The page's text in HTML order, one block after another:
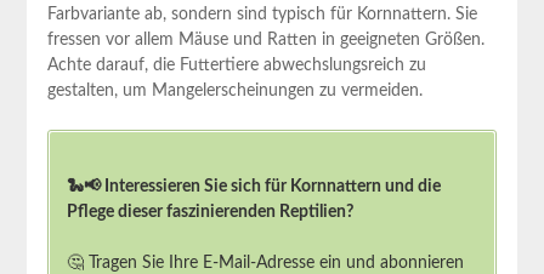
Farbvariante​ ab, ‌sondern sind typisch ⁣für ⁤Kornnattern. Sie
fressen vor allem⁤ Mäuse und Ratten in geeigneten‍ Größen.
Achte darauf, die Futtertiere abwechslungsreich zu‍
gestalten, um Mangelerscheinungen zu ⁤vermeiden.
🐍📢 Interessieren Sie sich für Kornnattern und die
Pflege dieser faszinierenden Reptilien?
🤔 Tragen Sie Ihre E-Mail-Adresse ein und abonnieren